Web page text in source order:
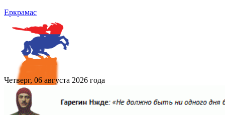
Еркрамас
Четверг, 06 августа 2026 года